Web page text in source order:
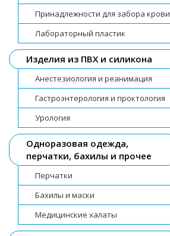
Принадлежности для забора крови
Лабораторный пластик
Изделия из ПВХ и силикона
Анестезиология и реанимация
Гастроэнтерология и проктология
Урология
Одноразовая одежда,
перчатки, бахилы и прочее
Перчатки
Бахилы и маски
Медицинские халаты